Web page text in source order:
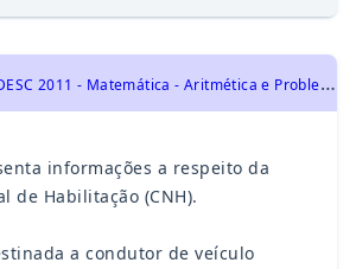
U
DESC 2011 - Matemática - Aritmética e Problemas, Porcentagem
informações a respeito da
de Habilitação (CNH).
a condutor de veículo